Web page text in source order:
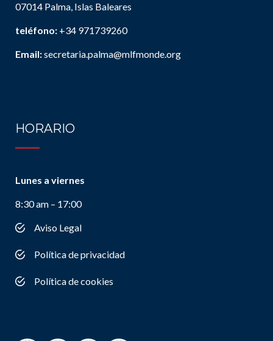
07014 Palma, Islas Baleares
teléfono: +34 971739260
Email:secretaria.palma@mlfmonde.org
HORARIO
Lunes a viernes
8:30 am – 17:00
Aviso Legal
Política de privacidad
Política de cookies